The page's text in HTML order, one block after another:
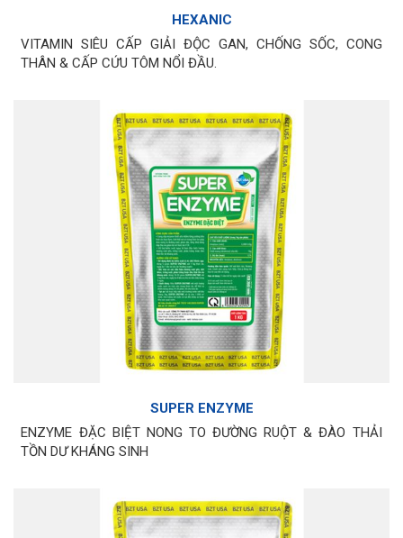
HEXANIC
VITAMIN SIÊU CẤP GIẢI ĐỘC GAN, CHỐNG SỐC, CONG
THÂN & CẤP CỨU TÔM NỔI ĐẦU.
SUPER ENZYME
ENZYME ĐẶC BIỆT NONG TO ĐƯỜNG RUỘT & ĐÀO THẢI
TỒN DƯ KHÁNG SINH